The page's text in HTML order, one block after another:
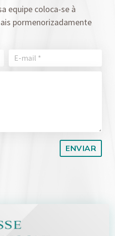
equipe coloca-se à
pormenorizadamente